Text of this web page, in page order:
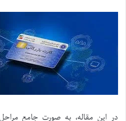
در این مقاله، به صورت جامع مراحل